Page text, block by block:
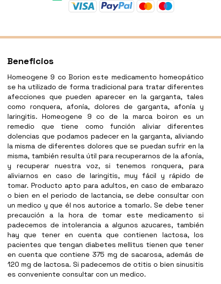
Beneficios
Homeogene 9 co Borion este medicamento homeopático
se ha utilizado de forma tradicional para tratar diferentes
afecciones que pueden aparecer en la garganta, tales
como ronquera, afonía, dolores de garganta, afonía y
laringitis. Homeogene 9 co de la marca boiron es un
remedio que tiene como función aliviar diferentes
dolencias que podamos padecer en la garganta, aliviando
la misma de diferentes dolores que se puedan sufrir en la
misma, también resulta útil para recuperarnos de la afonía,
y recuperar nuestra voz, si tenemos ronquera, para
aliviarnos en caso de laringitis, muy fácil y rápido de
tomar. Producto apto para adultos, en caso de embarazo
o bien en el periodo de lactancia, se debe consultar con
un medico y que él nos autorice a tomarlo. Se debe tener
precaución a la hora de tomar este medicamento si
padecemos de intolerancia a algunos azucares, también
hay que tener en cuenta que contienen lactosa, los
pacientes que tengan diabetes mellitus tienen que tener
en cuenta que contiene 375 mg de sacarosa, además de
120 mg de lactosa. Si padecemos de otitis o bien sinusitis
es conveniente consultar con un medico.